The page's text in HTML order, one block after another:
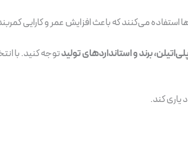
استفاده می‌کنند که باعث افزایش عمر و کارایی
برند و استانداردهای تولیدتوجه کنید. با
یاری کند.